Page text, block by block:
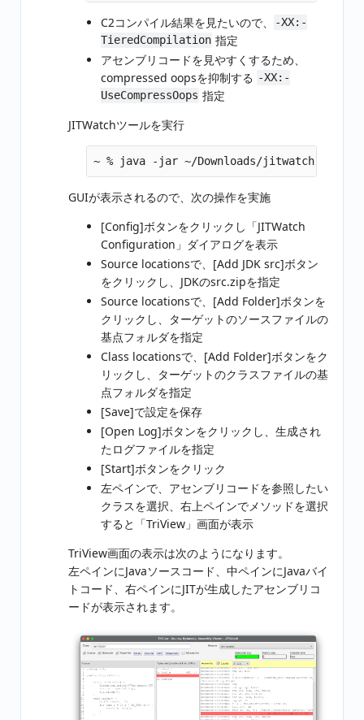
C2コンパイル結果を見たいので、
-XX:-
TieredCompilation 指定
アセンブリコードを見やすくするため、
compressed oopsを抑制する -XX:-
UseCompressOops 指定
JITWatchツールを実行
GUIが表示されるので、次の操作を実施
[Config]ボタンをクリックし「JITWatch
Configuration」ダイアログを表示
Source locationsで、[Add JDK src]ボタン
をクリックし、JDKのsrc.zipを指定
Source locationsで、[Add Folder]ボタンを
クリックし、ターゲットのソースファイルの
基点フォルダを指定
Class locationsで、[Add Folder]ボタンをク
リックし、ターゲットのクラスファイルの基
点フォルダを指定
[Save]で設定を保存
[Open Log]ボタンをクリックし、生成され
たログファイルを指定
[Start]ボタンをクリック
左ペインで、アセンブリコードを参照したい
クラスを選択、右上ペインでメソッドを選択
すると「TriView」画面が表示
TriView画面の表示は次のようになります。
左ペインにJavaソースコード、中ペインにJavaバイ
トコード、右ペインにJITが生成したアセンブリコ
ードが表示されます。